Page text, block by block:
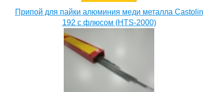
Припой для пайки алюминия меди металла Castolin
192 с флюсом (HTS-2000)